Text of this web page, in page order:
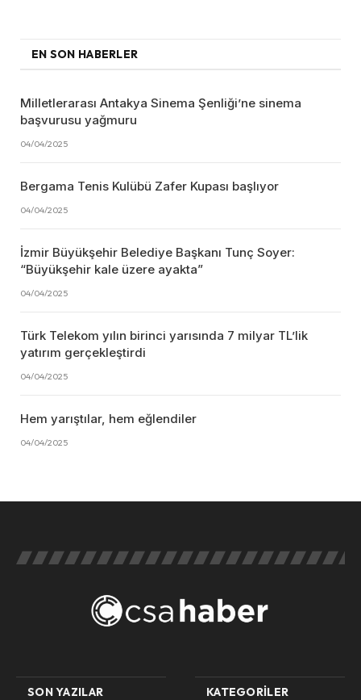
EN SON HABERLER
Milletlerarası Antakya Sinema Şenliği’ne sinema
başvurusu yağmuru
04/04/2025
Bergama Tenis Kulübü Zafer Kupası başlıyor
04/04/2025
İzmir Büyükşehir Belediye Başkanı Tunç Soyer:
“Büyükşehir kale üzere ayakta”
04/04/2025
Türk Telekom yılın birinci yarısında 7 milyar TL’lik
yatırım gerçekleştirdi
04/04/2025
Hem yarıştılar, hem eğlendiler
04/04/2025
SON YAZILAR KATEGORILER